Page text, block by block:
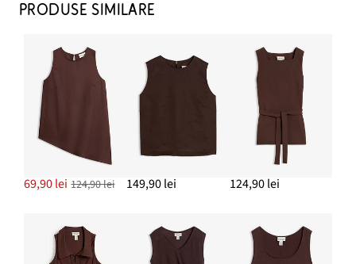
PRODUSE SIMILARE
69,90 lei 124,90 lei 149,90 lei 124,90 lei